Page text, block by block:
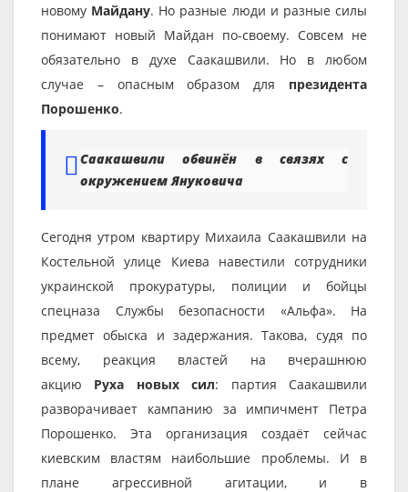
новому Майдану. Но разные люди и разные силы
понимают новый Майдан по-своему. Совсем не
обязательно в духе Саакашвили. Но в любом
случае – опасным образом для президента
Порошенко.
Саакашвили обвинён в связях с
окружением Януковича
Сегодня утром квартиру Михаила Саакашвили на
Костельной улице Киева навестили сотрудники
украинской прокуратуры, полиции и бойцы
спецназа Службы безопасности «Альфа». На
предмет обыска и задержания. Такова, судя по
всему, реакция властей на вчерашнюю
акцию Руха новых сил: партия Саакашвили
разворачивает кампанию за импичмент Петра
Порошенко. Эта организация создаёт сейчас
киевским властям наибольшие проблемы. И в
плане агрессивной агитации, и в